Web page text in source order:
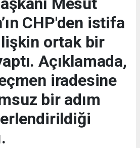
CHP'den istifa
ortak bir
Açıklamada,
iradesine
bir adım